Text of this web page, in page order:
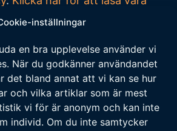
inställningar
en bra upplevelse använder vi
När du godkänner användandet
det bland annat att vi kan se hur
och vilka artiklar som är mest
vi för är anonym och kan inte
individ. Om du inte samtycker
vid köp.
emot tips på nyheter och
borde skriva om. Skicka ditt